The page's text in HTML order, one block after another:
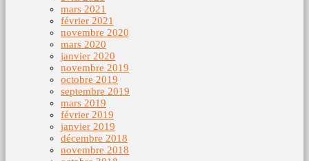
mars 2021
février 2021
novembre 2020
mars 2020
janvier 2020
novembre 2019
octobre 2019
septembre 2019
mars 2019
février 2019
janvier 2019
décembre 2018
novembre 2018